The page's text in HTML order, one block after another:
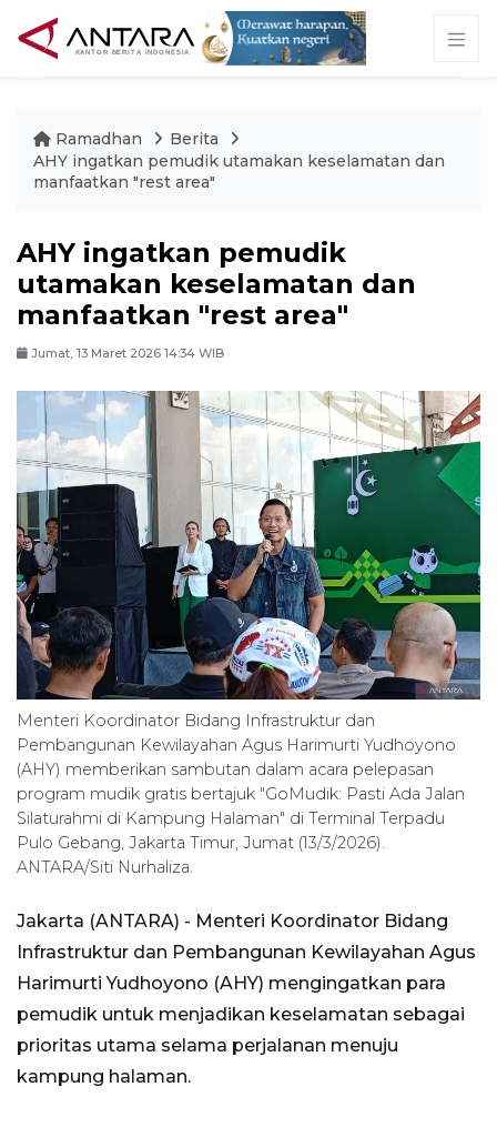
Ramadhan
Berita
AHY ingatkan pemudik utamakan keselamatan dan
manfaatkan "rest area"
AHY ingatkan pemudik
utamakan keselamatan dan
manfaatkan "rest area"
Jumat, 13 Maret 2026 14:34 WIB
Menteri Koordinator Bidang Infrastruktur dan
Pembangunan Kewilayahan Agus Harimurti Yudhoyono
(AHY) memberikan sambutan dalam acara pelepasan
program mudik gratis bertajuk "GoMudik: Pasti Ada Jalan
Silaturahmi di Kampung Halaman" di Terminal Terpadu
Pulo Gebang, Jakarta Timur, Jumat (13/3/2026).
ANTARA/Siti Nurhaliza.
Jakarta (ANTARA) - Menteri Koordinator Bidang
Infrastruktur dan Pembangunan Kewilayahan Agus
Harimurti Yudhoyono (AHY) mengingatkan para
pemudik untuk menjadikan keselamatan sebagai
prioritas utama selama perjalanan menuju
kampung halaman.